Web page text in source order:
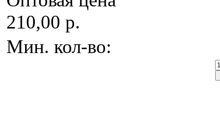
210,00 р.
Мин. кол-во: